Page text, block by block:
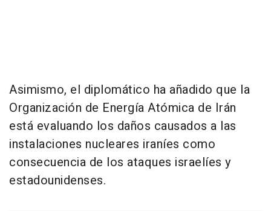
Asimismo, el diplomático ha añadido que la
Organización de Energía Atómica de Irán
está evaluando los daños causados a las
instalaciones nucleares iraníes como
consecuencia de los ataques israelíes y
estadounidenses.